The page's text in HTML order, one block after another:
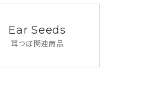
Ear Seeds
耳つぼ関連商品